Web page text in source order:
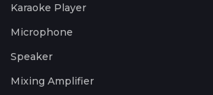
Karaoke Player
Microphone
Speaker
Mixing Amplifier